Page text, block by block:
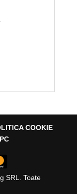
COOKIE
SRL. Toate